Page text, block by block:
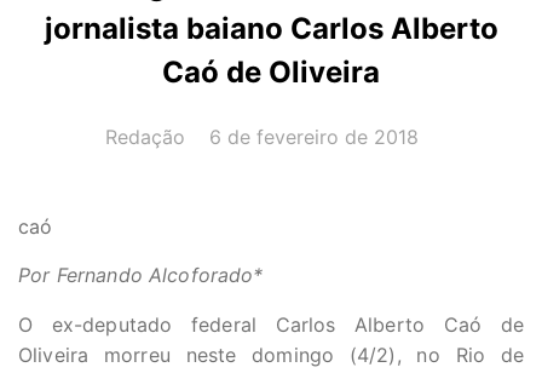
jornalista baiano Carlos Alberto
Caó de Oliveira
AUTOR(A):
Redação DATA:
6 de fevereiro de 2018
caó
Por Fernando Alcoforado*
O ex-deputado federal Carlos Alberto Caó de
Oliveira morreu neste domingo (4/2), no Rio de